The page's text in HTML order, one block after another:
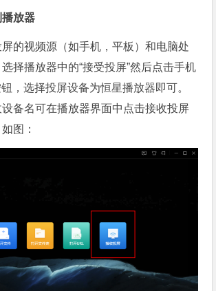
放器
的视频源（如手机，平板）和电脑处
择播放器中的“接受投屏”然后点击手机
，选择投屏设备为恒星播放器即可。
备名可在播放器界面中点击接收投屏
图：